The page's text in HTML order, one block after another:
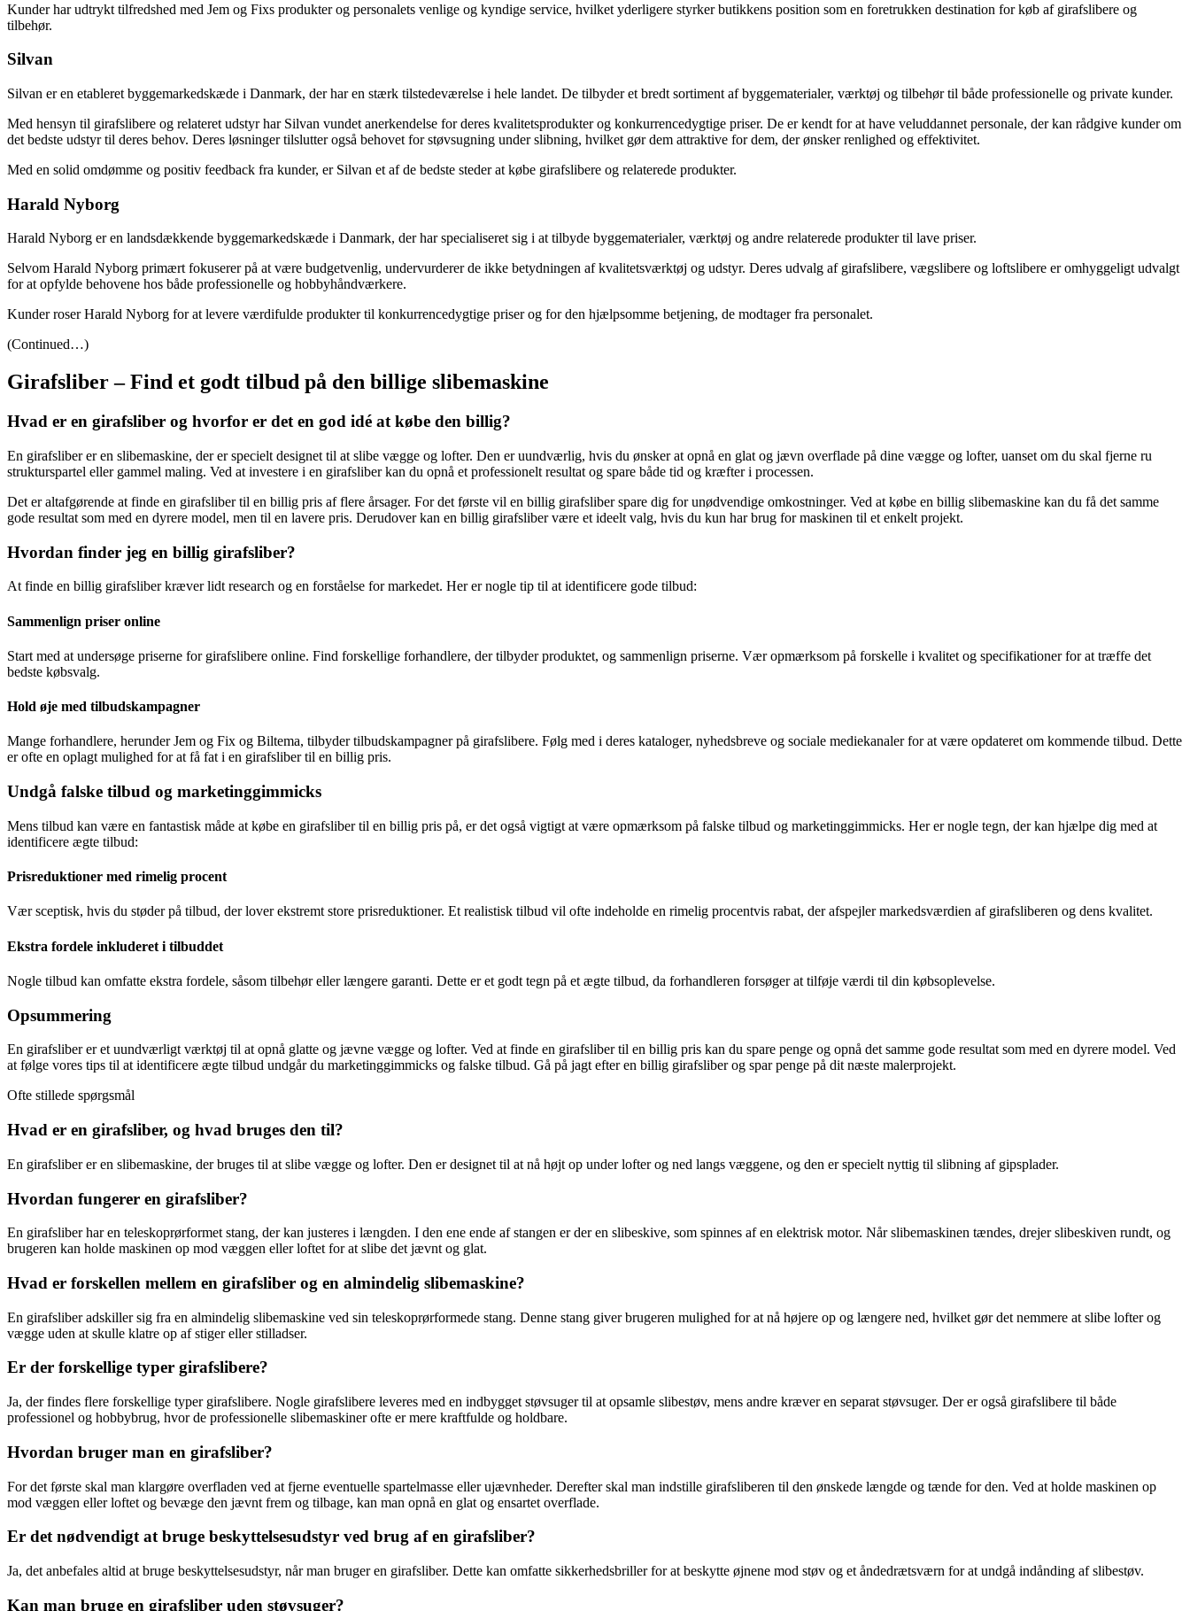
Kunder har udtrykt tilfredshed med Jem og Fixs produkter og personalets venlige og kyndige service, hvilket yderligere styrker butikkens position som en foretrukken destination for køb af girafslibere og
tilbehør.
Silvan
Silvan er en etableret byggemarkedskæde i Danmark, der har en stærk tilstedeværelse i hele landet. De tilbyder et bredt sortiment af byggematerialer, værktøj og tilbehør til både professionelle og private kunder.
Med hensyn til girafslibere og relateret udstyr har Silvan vundet anerkendelse for deres kvalitetsprodukter og konkurrencedygtige priser. De er kendt for at have veluddannet personale, der kan rådgive kunder om
det bedste udstyr til deres behov. Deres løsninger tilslutter også behovet for støvsugning under slibning, hvilket gør dem attraktive for dem, der ønsker renlighed og effektivitet.
Med en solid omdømme og positiv feedback fra kunder, er Silvan et af de bedste steder at købe girafslibere og relaterede produkter.
Harald Nyborg
Harald Nyborg er en landsdækkende byggemarkedskæde i Danmark, der har specialiseret sig i at tilbyde byggematerialer, værktøj og andre relaterede produkter til lave priser.
Selvom Harald Nyborg primært fokuserer på at være budgetvenlig, undervurderer de ikke betydningen af kvalitetsværktøj og udstyr. Deres udvalg af girafslibere, vægslibere og loftslibere er omhyggeligt udvalgt
for at opfylde behovene hos både professionelle og hobbyhåndværkere.
Kunder roser Harald Nyborg for at levere værdifulde produkter til konkurrencedygtige priser og for den hjælpsomme betjening, de modtager fra personalet.
(Continued…)
Girafsliber – Find et godt tilbud på den billige slibemaskine
Hvad er en girafsliber og hvorfor er det en god idé at købe den billig?
En girafsliber er en slibemaskine, der er specielt designet til at slibe vægge og lofter. Den er uundværlig, hvis du ønsker at opnå en glat og jævn overflade på dine vægge og lofter, uanset om du skal fjerne ru
strukturspartel eller gammel maling. Ved at investere i en girafsliber kan du opnå et professionelt resultat og spare både tid og kræfter i processen.
Det er altafgørende at finde en girafsliber til en billig pris af flere årsager. For det første vil en billig girafsliber spare dig for unødvendige omkostninger. Ved at købe en billig slibemaskine kan du få det samme
gode resultat som med en dyrere model, men til en lavere pris. Derudover kan en billig girafsliber være et ideelt valg, hvis du kun har brug for maskinen til et enkelt projekt.
Hvordan finder jeg en billig girafsliber?
At finde en billig girafsliber kræver lidt research og en forståelse for markedet. Her er nogle tip til at identificere gode tilbud:
Sammenlign priser online
Start med at undersøge priserne for girafslibere online. Find forskellige forhandlere, der tilbyder produktet, og sammenlign priserne. Vær opmærksom på forskelle i kvalitet og specifikationer for at træffe det
bedste købsvalg.
Hold øje med tilbudskampagner
Mange forhandlere, herunder Jem og Fix og Biltema, tilbyder tilbudskampagner på girafslibere. Følg med i deres kataloger, nyhedsbreve og sociale mediekanaler for at være opdateret om kommende tilbud. Dette
er ofte en oplagt mulighed for at få fat i en girafsliber til en billig pris.
Undgå falske tilbud og marketinggimmicks
Mens tilbud kan være en fantastisk måde at købe en girafsliber til en billig pris på, er det også vigtigt at være opmærksom på falske tilbud og marketinggimmicks. Her er nogle tegn, der kan hjælpe dig med at
identificere ægte tilbud:
Prisreduktioner med rimelig procent
Vær sceptisk, hvis du støder på tilbud, der lover ekstremt store prisreduktioner. Et realistisk tilbud vil ofte indeholde en rimelig procentvis rabat, der afspejler markedsværdien af girafsliberen og dens kvalitet.
Ekstra fordele inkluderet i tilbuddet
Nogle tilbud kan omfatte ekstra fordele, såsom tilbehør eller længere garanti. Dette er et godt tegn på et ægte tilbud, da forhandleren forsøger at tilføje værdi til din købsoplevelse.
Opsummering
En girafsliber er et uundværligt værktøj til at opnå glatte og jævne vægge og lofter. Ved at finde en girafsliber til en billig pris kan du spare penge og opnå det samme gode resultat som med en dyrere model. Ved
at følge vores tips til at identificere ægte tilbud undgår du marketinggimmicks og falske tilbud. Gå på jagt efter en billig girafsliber og spar penge på dit næste malerprojekt.
Ofte stillede spørgsmål
Hvad er en girafsliber, og hvad bruges den til?
En girafsliber er en slibemaskine, der bruges til at slibe vægge og lofter. Den er designet til at nå højt op under lofter og ned langs væggene, og den er specielt nyttig til slibning af gipsplader.
Hvordan fungerer en girafsliber?
En girafsliber har en teleskoprørformet stang, der kan justeres i længden. I den ene ende af stangen er der en slibeskive, som spinnes af en elektrisk motor. Når slibemaskinen tændes, drejer slibeskiven rundt, og
brugeren kan holde maskinen op mod væggen eller loftet for at slibe det jævnt og glat.
Hvad er forskellen mellem en girafsliber og en almindelig slibemaskine?
En girafsliber adskiller sig fra en almindelig slibemaskine ved sin teleskoprørformede stang. Denne stang giver brugeren mulighed for at nå højere op og længere ned, hvilket gør det nemmere at slibe lofter og
vægge uden at skulle klatre op af stiger eller stilladser.
Er der forskellige typer girafslibere?
Ja, der findes flere forskellige typer girafslibere. Nogle girafslibere leveres med en indbygget støvsuger til at opsamle slibestøv, mens andre kræver en separat støvsuger. Der er også girafslibere til både
professionel og hobbybrug, hvor de professionelle slibemaskiner ofte er mere kraftfulde og holdbare.
Hvordan bruger man en girafsliber?
For det første skal man klargøre overfladen ved at fjerne eventuelle spartelmasse eller ujævnheder. Derefter skal man indstille girafsliberen til den ønskede længde og tænde for den. Ved at holde maskinen op
mod væggen eller loftet og bevæge den jævnt frem og tilbage, kan man opnå en glat og ensartet overflade.
Er det nødvendigt at bruge beskyttelsesudstyr ved brug af en girafsliber?
Ja, det anbefales altid at bruge beskyttelsesudstyr, når man bruger en girafsliber. Dette kan omfatte sikkerhedsbriller for at beskytte øjnene mod støv og et åndedrætsværn for at undgå indånding af slibestøv.
Kan man bruge en girafsliber uden støvsuger?